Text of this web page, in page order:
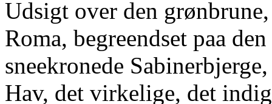
Udsigt over den
Roma, begreendset paa
sneekronede
Hav, det virkelige, det